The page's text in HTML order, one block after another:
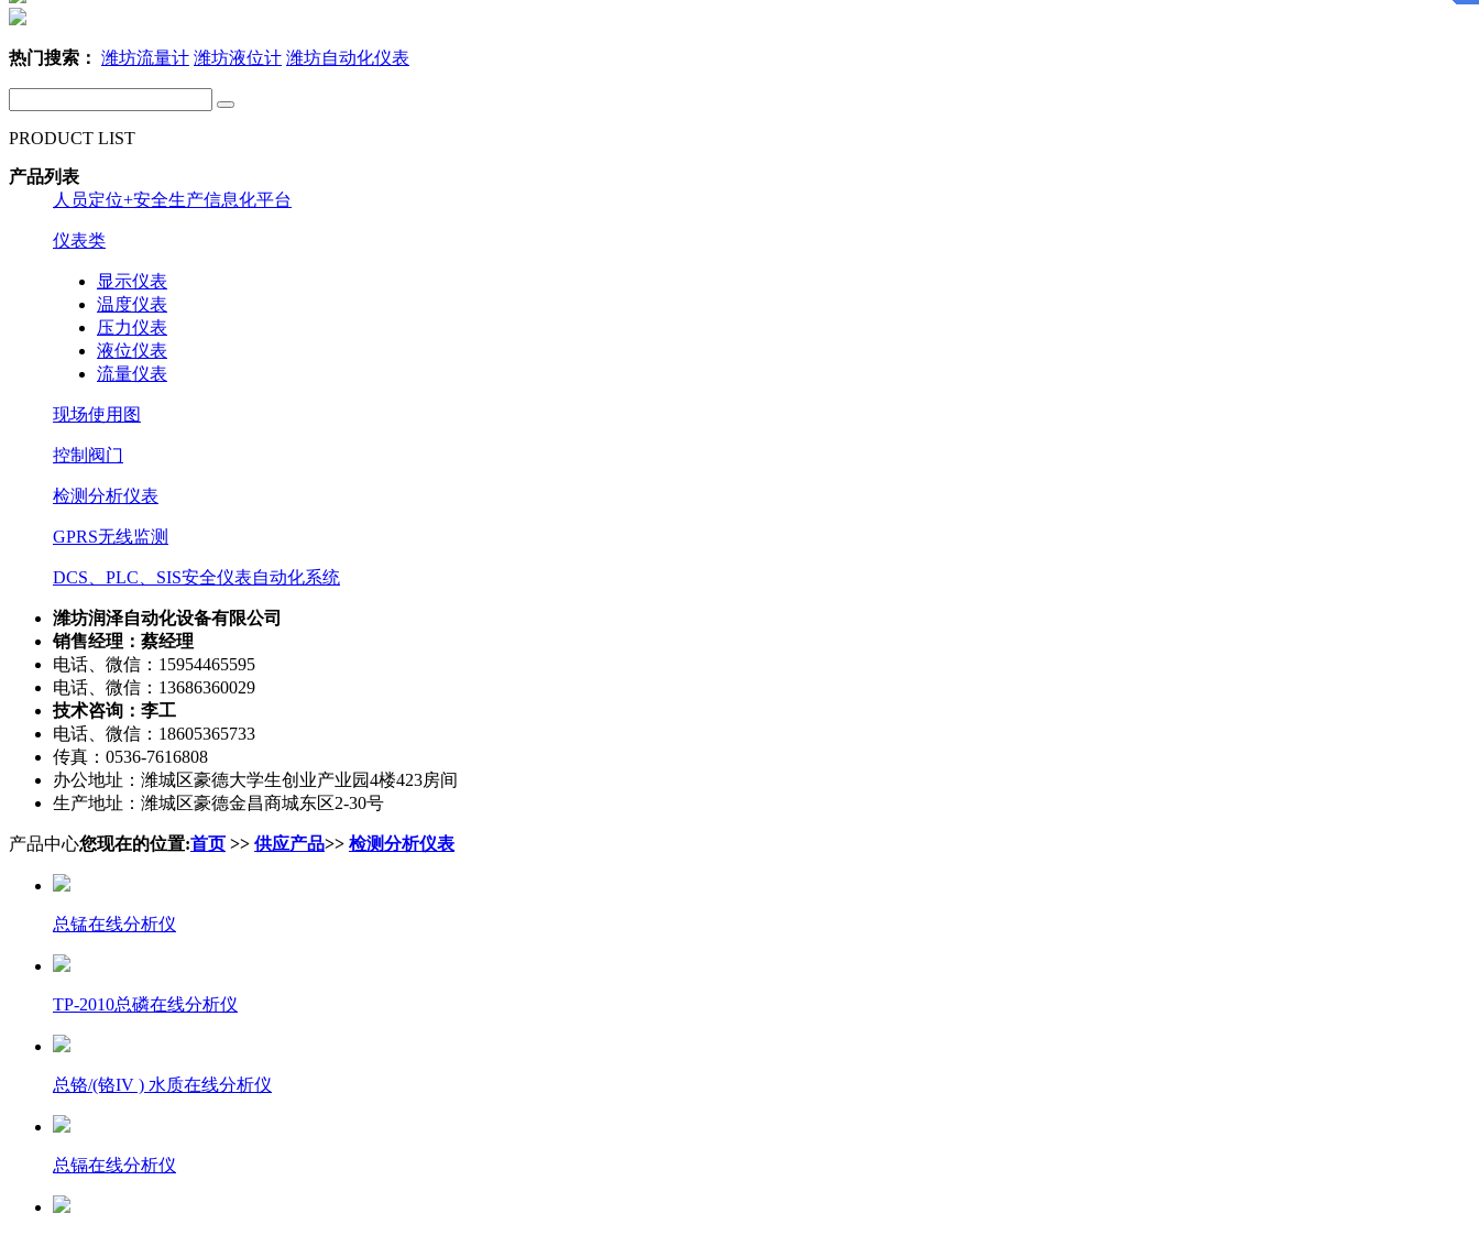
热门搜索： 潍坊流量计 潍坊液位计 潍坊自动化仪表
PRODUCT LIST
产品列表
人员定位+安全生产信息化平台
仪表类
显示仪表
温度仪表
压力仪表
液位仪表
流量仪表
现场使用图
控制阀门
检测分析仪表
GPRS无线监测
DCS、PLC、SIS安全仪表自动化系统
潍坊润泽自动化设备有限公司
销售经理：蔡经理
电话、微信：15954465595
电话、微信：13686360029
技术咨询：李工
电话、微信：18605365733
传真：0536-7616808
办公地址：潍城区豪德大学生创业产业园4楼423房间
生产地址：潍城区豪德金昌商城东区2-30号
产品中心您现在的位置:首页 >> 供应产品>> 检测分析仪表
总锰在线分析仪
TP-2010总磷在线分析仪
总铬/(铬IV ) 水质在线分析仪
总镉在线分析仪